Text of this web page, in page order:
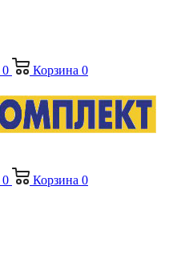
0 Корзина 0
0 Корзина 0